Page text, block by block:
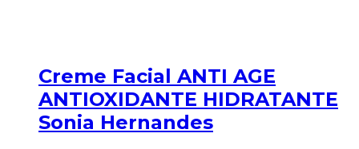
Creme Facial ANTI AGE
ANTIOXIDANTE HIDRATANTE
Sonia Hernandes